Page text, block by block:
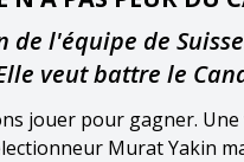
de l'équipe de
veut battre le
jouer pour gagner.
Murat Yakin